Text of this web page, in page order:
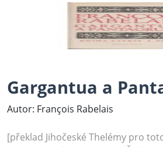
Gargantua a
Autor: François Rabelais
[překlad Jihočeské Thelémy pro